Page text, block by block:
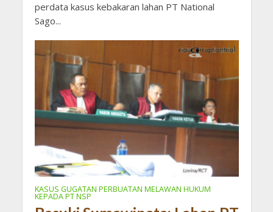
perdata kasus kebakaran lahan PT National
Sago...
KASUS GUGATAN PERBUATAN MELAWAN HUKUM
KEPADA PT NSP